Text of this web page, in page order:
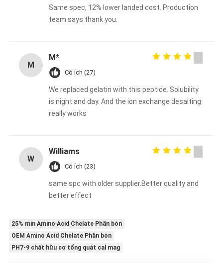
Same spec, 12% lower landed cost. Production
team says thank you.
M
M*
Có ích (27)
We replaced gelatin with this peptide. Solubility
is night and day. And the ion exchange desalting
really works
W
Williams
Có ích (23)
same spc with older supplier.Better quality and
better effect
25% min Amino Acid Chelate Phân bón
OEM Amino Acid Chelate Phân bón
PH7-9 chất hữu cơ tổng quát cal mag